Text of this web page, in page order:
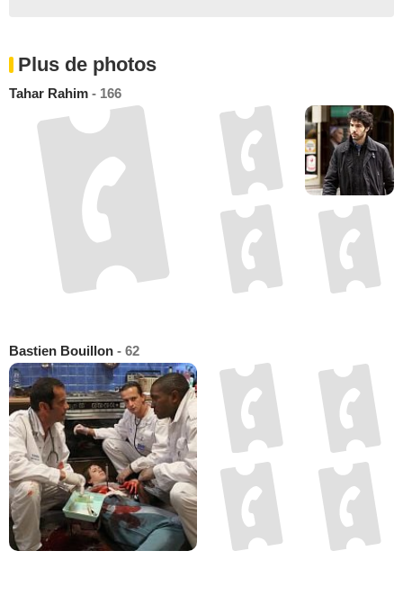
Plus de photos
Tahar Rahim - 166
Bastien Bouillon - 62